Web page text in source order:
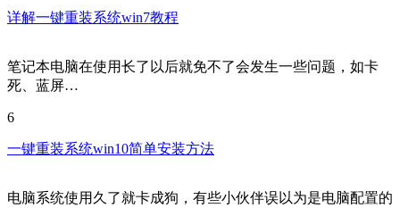
详解一键重装系统win7教程
笔记本电脑在使用长了以后就免不了会发生一些问题，如卡
死、蓝屏…
6
一键重装系统win10简单安装方法
电脑系统使用久了就卡成狗，有些小伙伴误以为是电脑配置的